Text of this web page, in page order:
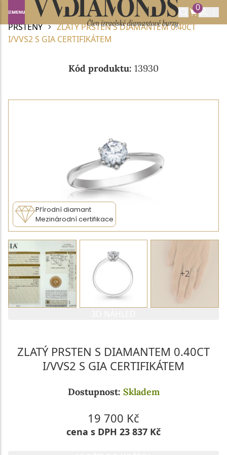
0
Domů DIAMANTOVÉ ŠPERKY
DIAMANTOVÉ
PRSTENY
ZLATÝ PRSTEN S DIAMANTEM 0.40CT
I/VVS2 S GIA CERTIFIKÁTEM
Kód produktu: 13930
Přírodní diamant
Mezinárodní certifikace
+2
ZLATÝ PRSTEN S DIAMANTEM 0.40CT
I/VVS2 S GIA CERTIFIKÁTEM
Dostupnost: Skladem
19 700 Kč
cena s DPH 23 837 Kč